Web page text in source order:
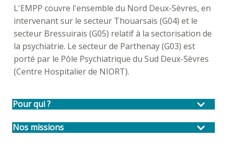
L'EMPP couvre l'ensemble du Nord Deux-Sèvres, en
intervenant sur le secteur Thouarsais (G04) et le
secteur Bressuirais (G05) relatif à la sectorisation de
la psychiatrie. Le secteur de Parthenay (G03) est
porté par le Pôle Psychiatrique du Sud Deux-Sèvres
(Centre Hospitalier de NIORT).
Pour qui ?
Nos missions